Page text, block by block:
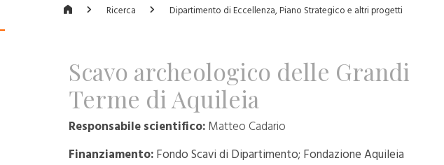
Ricerca Dipartimento di Eccellenza, Piano Strategico e altri progetti
Scavo archeologico delle Grandi
Terme di Aquileia
Responsabile scientifico:Matteo Cadario
Finanziamento:Fondo Scavi di Dipartimento; Fondazione Aquileia